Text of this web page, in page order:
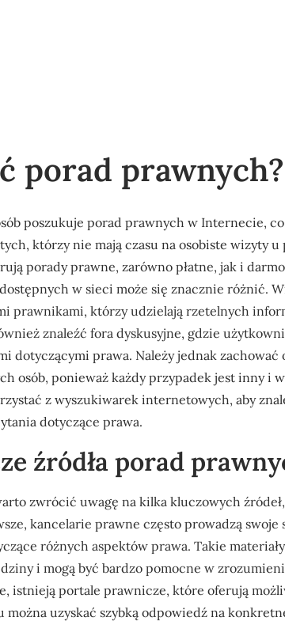
porad prawnych?
poszukuje porad prawnych w Internecie,
którzy nie mają czasu na osobiste wizyty
porady prawne, zarówno płatne, jak i
w sieci może się znacznie różnić.
prawnikami, którzy udzielają rzetelnych
znaleźć fora dyskusyjne, gdzie
dotyczącymi prawa. Należy jednak
osób, ponieważ każdy przypadek jest inny i
z wyszukiwarek internetowych, aby
dotyczące prawa.
źródła porad
zwrócić uwagę na kilka kluczowych
kancelarie prawne często prowadzą
różnych aspektów prawa. Takie
i mogą być bardzo pomocne w
istnieją portale prawnicze, które oferują
uzyskać szybką odpowiedź na